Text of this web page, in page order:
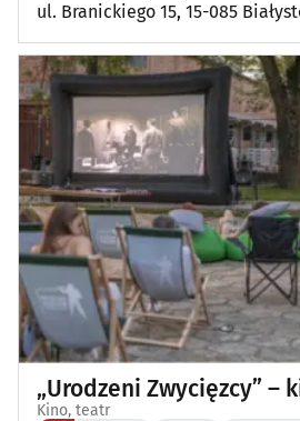
ul. Branickiego 15, 15-085
„Urodzeni Zwycięzcy” –
Kino, teatr